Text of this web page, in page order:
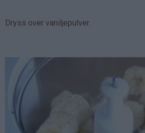
Dryss over vaniljepulver.